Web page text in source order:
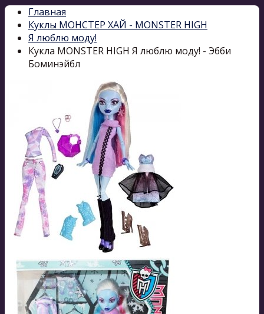
Главная
Куклы МОНСТЕР ХАЙ - MONSTER HIGH
Я люблю моду!
Кукла MONSTER HIGH Я люблю моду! - Эбби
Боминэйбл